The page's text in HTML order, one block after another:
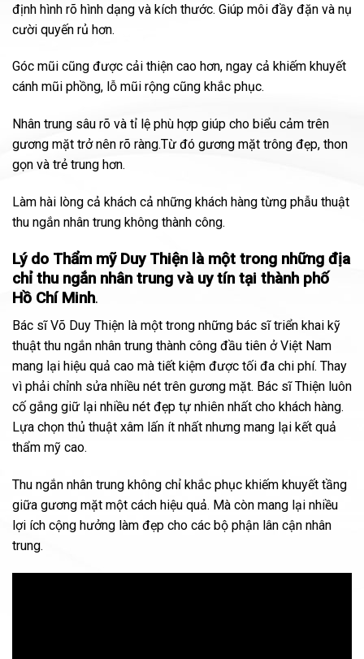
định hình rõ hình dạng và kích thước. Giúp môi đầy đặn và nụ
cười quyến rủ hơn.
Góc mũi cũng được cải thiện cao hơn, ngay cả khiếm khuyết
cánh mũi phồng, lỗ mũi rộng cũng khắc phục.
Nhân trung sâu rõ và tỉ lệ phù hợp giúp cho biểu cảm trên
gương mặt trở nên rõ ràng.Từ đó gương mặt trông đẹp, thon
gọn và trẻ trung hơn.
Làm hài lòng cả khách cả những khách hàng từng phẫu thuật
thu ngắn nhân trung không thành công.
Lý do Thẩm mỹ Duy Thiện là một trong những địa
chỉ thu ngắn nhân trung và uy tín tại thành phố
Hồ Chí Minh.
Bác sĩ Võ Duy Thiện là một trong những bác sĩ triển khai kỹ
thuật thu ngắn nhân trung thành công đầu tiên ở Việt Nam
mang lại hiệu quả cao mà tiết kiệm được tối đa chi phí. Thay
vì phải chỉnh sửa nhiều nét trên gương mặt. Bác sĩ Thiện luôn
cố gắng giữ lại nhiều nét đẹp tự nhiên nhất cho khách hàng.
Lựa chọn thủ thuật xâm lấn ít nhất nhưng mang lại kết quả
thẩm mỹ cao.
Thu ngắn nhân trung không chỉ khắc phục khiếm khuyết tầng
giữa gương mặt một cách hiệu quả. Mà còn mang lại nhiều
lợi ích cộng hưởng làm đẹp cho các bộ phận lân cận nhân
trung.